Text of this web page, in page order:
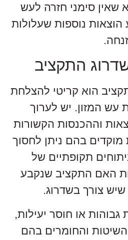
שאין סימני חזרה לעש
הוצאות נוספות שעלולות
התקציב
הוא קריטי להצלחת
עש המזון. יש לערוך
וההכנסות הקשורות
מוקדים בהם ניתן לחסוך
תקופתיים של
האם התקציב שנקבע
צורך בשדרוג.
גבוהות או חוסר יעילות,
והחומרים בהם